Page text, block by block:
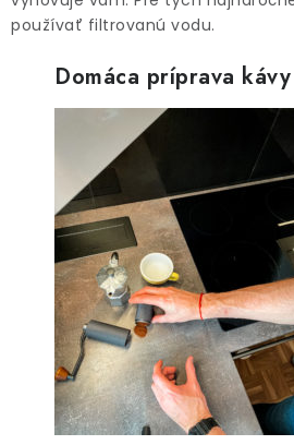
používať filtrovanú vodu.
Domáca príprava kávy